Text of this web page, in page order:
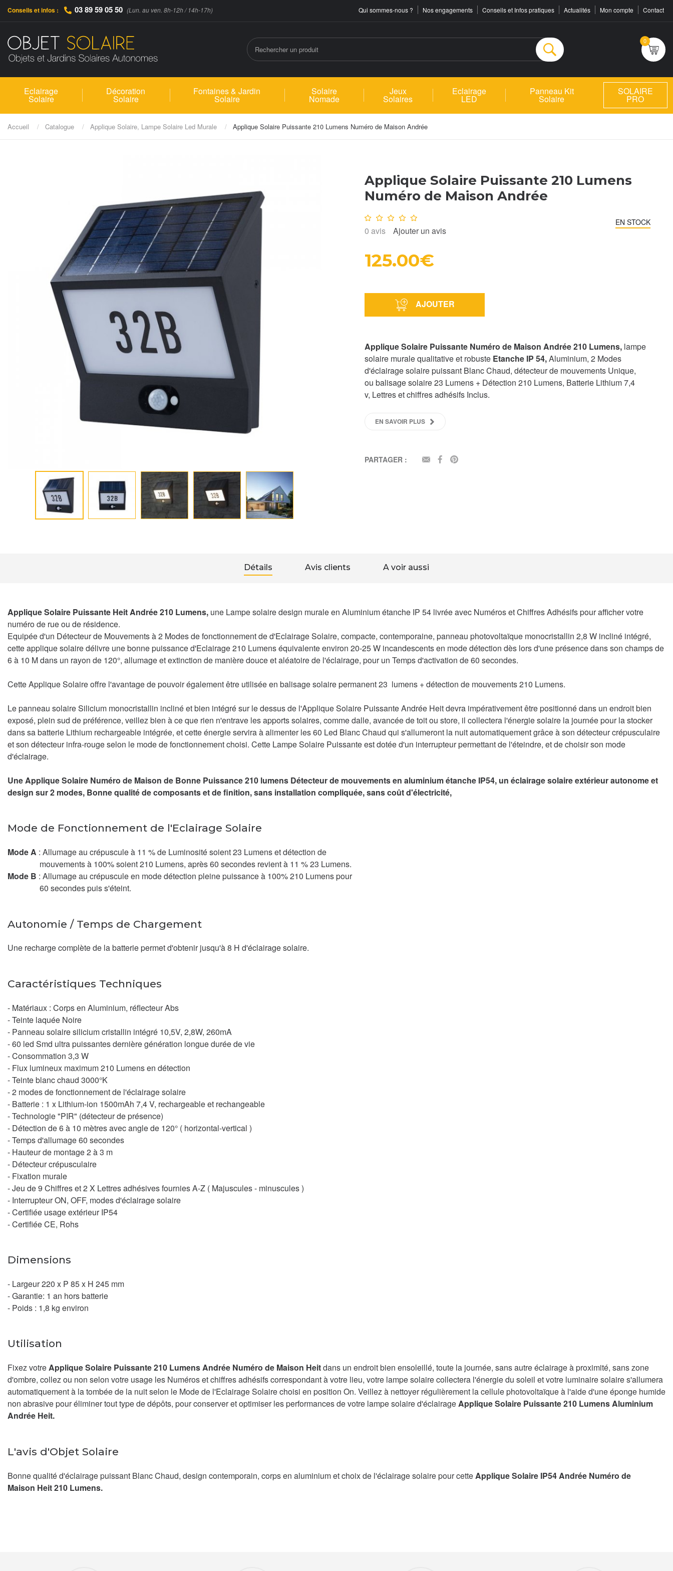
Conseils et infos : 03 89 59 05 50 (Lun. au ven. 8h-12h / 14h-17h) Qui sommes-nous ? Nos engagements Conseils et Infos pratiques Actualités Mon compte Contact
Rechercher
0
Eclairage
Solaire
Décoration
Solaire
Fontaines & Jardin
Solaire
Solaire
Nomade
Jeux
Solaires
Eclairage
LED
Panneau Kit
Solaire
SOLAIRE
PRO
Accueil Catalogue Applique Solaire, Lampe Solaire Led Murale Applique Solaire Puissante 210 Lumens Numéro de Maison Andrée
Applique Solaire Puissante 210 Lumens
Numéro de Maison Andrée
Note : 0/10
0 avis Ajouter un avis
EN STOCK
125.00€
AJOUTER
Applique Solaire Puissante Numéro de Maison Andrée 210 Lumens, lampe
solaire murale qualitative et robuste Etanche IP 54,Aluminium, 2 Modes
d'éclairage solaire puissant Blanc Chaud, détecteur de mouvements Unique,
ou balisage solaire 23 Lumens + Détection 210 Lumens, Batterie Lithium 7,4
v, Lettres et chiffres adhésifs Inclus.
EN SAVOIR PLUS
PARTAGER : EMAILFACEBOOK
Détails Avis clients A voir aussi
Applique Solaire Puissante Heit Andrée 210 Lumens, une Lampe solaire design murale en Aluminium étanche IP 54 livrée avec Numéros et Chiffres Adhésifs pour afficher votre
numéro de rue ou de résidence.
Equipée d'un Détecteur de Mouvements à 2 Modes de fonctionnement de d'Eclairage Solaire, compacte, contemporaine, panneau photovoltaïque monocristallin 2,8 W incliné intégré,
cette applique solaire délivre une bonne puissance d'Eclairage 210 Lumens équivalente environ 20-25 W incandescents en mode détection dès lors d'une présence dans son champs de
6 à 10 M dans un rayon de 120°, allumage et extinction de manière douce et aléatoire de l'éclairage, pour un Temps d'activation de 60 secondes.
Cette Applique Solaire offre l'avantage de pouvoir également être utilisée en balisage solaire permanent 23 lumens + détection de mouvements 210 Lumens.
Le panneau solaire Silicium monocristallin incliné et bien intégré sur le dessus de l'Applique Solaire Puissante Andrée Heit devra impérativement être positionné dans un endroit bien
exposé, plein sud de préférence, veillez bien à ce que rien n'entrave les apports solaires, comme dalle, avancée de toit ou store, il collectera l'énergie solaire la journée pour la stocker
dans sa batterie Lithium rechargeable intégrée, et cette énergie servira à alimenter les 60 Led Blanc Chaud qui s'allumeront la nuit automatiquement grâce à son détecteur crépusculaire
et son détecteur infra-rouge selon le mode de fonctionnement choisi. Cette Lampe Solaire Puissante est dotée d'un interrupteur permettant de l'éteindre, et de choisir son mode
d'éclairage.
Une Applique Solaire Numéro de Maison de Bonne Puissance 210 lumens Détecteur de mouvements en aluminium étanche IP54, un éclairage solaire extérieur autonome et
design sur 2 modes, Bonne qualité de composants et de finition, sans installation compliquée, sans coût d'électricité,
Mode de Fonctionnement de l'Eclairage Solaire
Mode A : Allumage au crépuscule à 11 % de Luminosité soient 23 Lumens et détection de
mouvements à 100% soient 210 Lumens, après 60 secondes revient à 11 % 23 Lumens.
Mode B : Allumage au crépuscule en mode détection pleine puissance à 100% 210 Lumens pour
60 secondes puis s'éteint.
Autonomie / Temps de Chargement
Une recharge complète de la batterie permet d'obtenir jusqu'à 8 H d'éclairage solaire.
Caractéristiques Techniques
- Matériaux : Corps en Aluminium, réflecteur Abs
- Teinte laquée Noire
- Panneau solaire silicium cristallin intégré 10,5V, 2,8W, 260mA
- 60 led Smd ultra puissantes dernière génération longue durée de vie
- Consommation 3,3 W
- Flux lumineux maximum 210 Lumens en détection
- Teinte blanc chaud 3000°K
- 2 modes de fonctionnement de l'éclairage solaire
- Batterie : 1 x Lithium-ion 1500mAh 7,4 V, rechargeable et rechangeable
- Technologie "PIR" (détecteur de présence)
- Détection de 6 à 10 mètres avec angle de 120° ( horizontal-vertical )
- Temps d'allumage 60 secondes
- Hauteur de montage 2 à 3 m
- Détecteur crépusculaire
- Fixation murale
- Jeu de 9 Chiffres et 2 X Lettres adhésives fournies A-Z ( Majuscules - minuscules )
- Interrupteur ON, OFF, modes d'éclairage solaire
- Certifiée usage extérieur IP54
- Certifiée CE, Rohs
Dimensions
- Largeur 220 x P 85 x H 245 mm
- Garantie: 1 an hors batterie
- Poids : 1,8 kg environ
Utilisation
Fixez votreApplique Solaire Puissante 210 Lumens Andrée Numéro de Maison Heitdans un endroit bien ensoleillé, toute la journée, sans autre éclairage à proximité, sans zone
d'ombre, collez ou non selon votre usage les Numéros et chiffres adhésifs correspondant à votre lieu, votre lampe solaire collectera l'énergie du soleil et votre luminaire solaire s'allumera
automatiquement à la tombée de la nuit selon le Mode de l'Eclairage Solaire choisi en position On. Veillez à nettoyer régulièrement la cellule photovoltaïque à l'aide d'une éponge humide
non abrasive pour éliminer tout type de dépôts, pour conserver et optimiser les performances de votre lampe solaire d'éclairageApplique Solaire Puissante 210 Lumens Aluminium
Andrée Heit.
L'avis d'Objet Solaire
Bonne qualité d'éclairage puissant Blanc Chaud, design contemporain, corps en aluminium et choix de l'éclairage solaire pour cette Applique Solaire IP54 Andrée Numéro de
Maison Heit 210 Lumens.